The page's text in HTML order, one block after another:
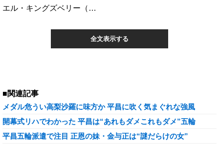
エル・キングズベリー（…
全文表示する
■関連記事
メダル危うい高梨沙羅に味方か 平昌に吹く気まぐれな強風
開幕式リハでわかった 平昌は“あれもダメこれもダメ”五輪
平昌五輪派遣で注目 正恩の妹・金与正は“謎だらけの女”